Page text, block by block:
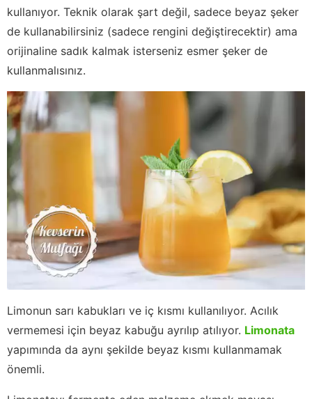
kullanıyor. Teknik olarak şart değil, sadece beyaz şeker
de kullanabilirsiniz (sadece rengini değiştirecektir) ama
orijinaline sadık kalmak isterseniz esmer şeker de
kullanmalısınız.
Limonun sarı kabukları ve iç kısmı kullanılıyor. Acılık
vermemesi için beyaz kabuğu ayrılıp atılıyor. Limonata
yapımında da aynı şekilde beyaz kısmı kullanmamak
önemli.